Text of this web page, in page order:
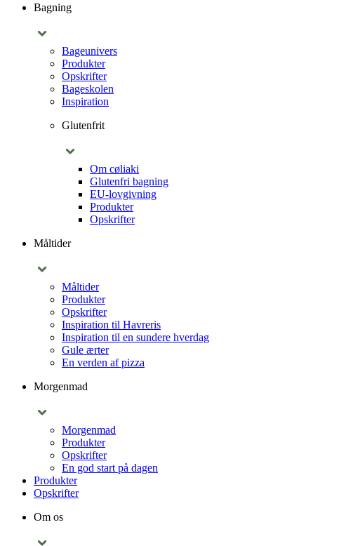
Bagning
Bageunivers
Produkter
Opskrifter
Bageskolen
Inspiration
Glutenfrit
Om cøliaki
Glutenfri bagning
EU-lovgivning
Produkter
Opskrifter
Måltider
Måltider
Produkter
Opskrifter
Inspiration til Havreris
Inspiration til en sundere hverdag
Gule ærter
En verden af pizza
Morgenmad
Morgenmad
Produkter
Opskrifter
En god start på dagen
Produkter
Opskrifter
Om os